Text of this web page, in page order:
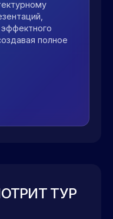
полное
ТУР